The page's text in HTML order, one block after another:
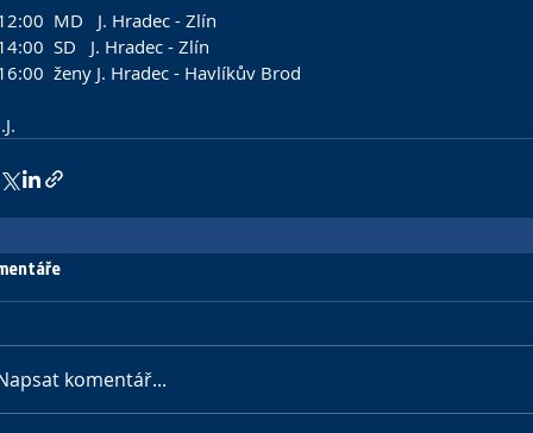
MD   J. Hradec - Zlín
SD   J. Hradec - Zlín
ženy J. Hradec - Havlíkův Brod
komentář...